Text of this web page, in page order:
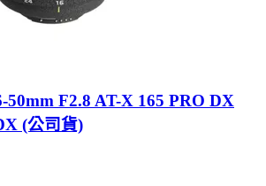
F2.8 AT-X 165 PRO DX
(公司貨)